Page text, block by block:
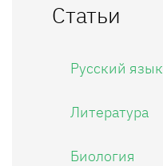
Статьи
Русский язык
Литература
Биология